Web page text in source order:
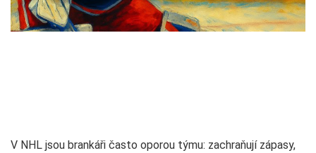
V NHL jsou brankáři často oporou týmu: zachraňují zápasy,